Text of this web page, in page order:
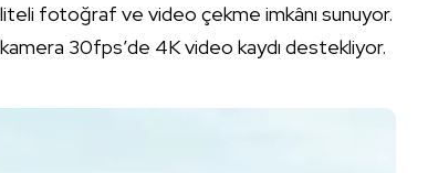
fotoğraf ve video çekme imkânı sunuyor.
30fps’de 4K video kaydı destekliyor.